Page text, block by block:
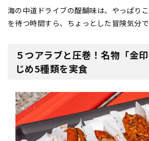
海の中道ドライブの醍醐味は、やっぱり
を待つ時間すら、ちょっとした冒険気分で
５つアラブと圧巻！名物「金
じめ5種類を実食